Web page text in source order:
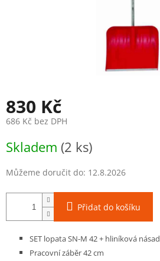
830 Kč
686 Kč bez DPH
cena:
Skladem (2 ks)
Můžeme doručit do: 12.8.2026
Přidat do košíku
SET lopata SN-M 42 + hliníková
Pracovní záběr 42 cm